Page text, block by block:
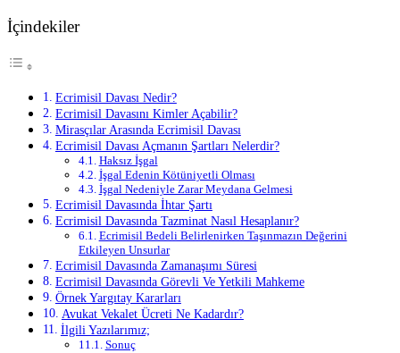
İçindekiler
Ecrimisil Davası Nedir?
Ecrimisil Davasını Kimler Açabilir?
Mirasçılar Arasında Ecrimisil Davası
Ecrimisil Davası Açmanın Şartları Nelerdir?
Haksız İşgal
İşgal Edenin Kötüniyetli Olması
İşgal Nedeniyle Zarar Meydana Gelmesi
Ecrimisil Davasında İhtar Şartı
Ecrimisil Davasında Tazminat Nasıl Hesaplanır?
Ecrimisil Bedeli Belirlenirken Taşınmazın Değerini
Etkileyen Unsurlar
Ecrimisil Davasında Zamanaşımı Süresi
Ecrimisil Davasında Görevli Ve Yetkili Mahkeme
Örnek Yargıtay Kararları
Avukat Vekalet Ücreti Ne Kadardır?
İlgili Yazılarımız;
Sonuç